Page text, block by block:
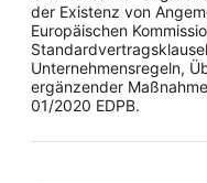
der Existenz von
Europäischen
Unternehmensregeln,
ergänzender
01/2020 EDPB.